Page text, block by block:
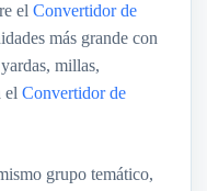
el Convertidor de
más grande con
millas,
el Convertidor de
grupo temático,